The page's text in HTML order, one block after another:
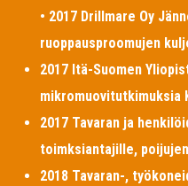
• 2017 Drillmare Oy
ruoppausproomujen
2017 Itä-Suomen
mikromuovitutkimuksia
2017 Tavaran ja
toimksiantajille,
2018 Tavaran-,